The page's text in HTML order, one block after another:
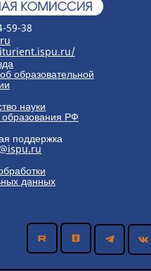
59-38
образовательной
науки
РФ
поддержка
данных